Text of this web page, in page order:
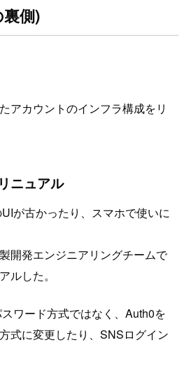
側)
アカウントのインフラ構成をリ
ニュアル
が古かったり、スマホで使いに
開発エンジニアリングチームで
ルした。
ワード方式ではなく、Auth0を
式に変更したり、SNSログイン